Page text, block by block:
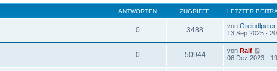
ANTWORTEN ZUGRIFFE LETZTER
0 3488 von Greindlpeter
13 Sep 2025 -
0 50944 von Ralf
06 Dez 2023 -